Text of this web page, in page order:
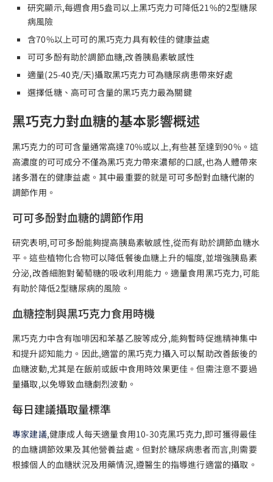
研究顯示,每週食用5盎司以上黑巧克力可降低21%的2型糖尿
病風險
含70%以上可可的黑巧克力具有較佳的健康益處
可可多酚有助於調節血糖,改善胰島素敏感性
適量(25-40克/天)攝取黑巧克力可為糖尿病患帶來好處
選擇低糖、高可可含量的黑巧克力最為關鍵
黑巧克力對血糖的基本影響概述
黑巧克力的可可含量通常高達70%或以上,有些甚至達到90%。這
高濃度的可可成分不僅為黑巧克力帶來濃郁的口感,也為人體帶來
諸多潛在的健康益處。其中最重要的就是可可多酚對血糖代謝的
調節作用。
可可多酚對血糖的調節作用
研究表明,可可多酚能夠提高胰島素敏感性,從而有助於調節血糖水
平。這些植物化合物可以降低餐後血糖上升的幅度,並增強胰島素
分泌,改善細胞對葡萄糖的吸收利用能力。適量食用黑巧克力,可能
有助於降低2型糖尿病的風險。
血糖控制與黑巧克力食用時機
黑巧克力中含有咖啡因和苯基乙胺等成分,能夠暫時促進精神集中
和提升認知能力。因此,適當的黑巧克力攝入可以幫助改善飯後的
血糖波動,尤其是在飯前或飯中食用時效果更佳。但需注意不要過
量攝取,以免導致血糖劇烈波動。
每日建議攝取量標準
專家建議,健康成人每天適量食用10-30克黑巧克力,即可獲得最佳
的血糖調節效果及其他營養益處。但對於糖尿病患者而言,則需要
根據個人的血糖狀況及用藥情況,遵醫生的指導進行適當的攝取。